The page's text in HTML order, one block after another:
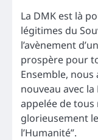
La DMK est là
légitimes du
l’avènement
prospère pour
Ensemble,
nouveau avec
appelée de
glorieusement
l’Humanité”.